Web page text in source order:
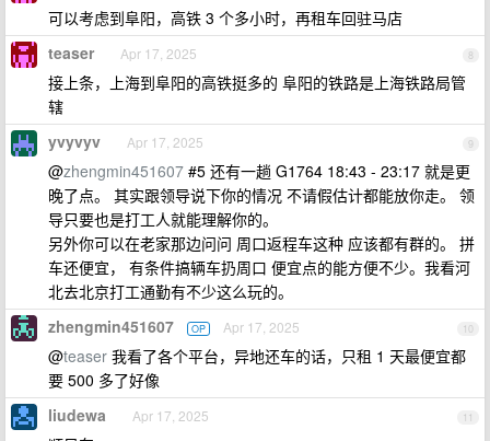
可以考虑到阜阳，高铁 3 个多小时，再租车回驻马店
8
teaser Apr 17, 2025
接上条，上海到阜阳的高铁挺多的 阜阳的铁路是上海铁路局管
辖
9
yvyvyv Apr 17, 2025
@zhengmin451607 #5 还有一趟 G1764 18:43 - 23:17 就是更
晚了点。 其实跟领导说下你的情况 不请假估计都能放你走。 领
导只要也是打工人就能理解你的。
另外你可以在老家那边问问 周口返程车这种 应该都有群的。 拼
车还便宜， 有条件搞辆车扔周口 便宜点的能方便不少。我看河
北去北京打工通勤有不少这么玩的。
10
zhengmin451607 OP Apr 17, 2025
@teaser 我看了各个平台，异地还车的话，只租 1 天最便宜都
要 500 多了好像
11
liudewa Apr 17, 2025